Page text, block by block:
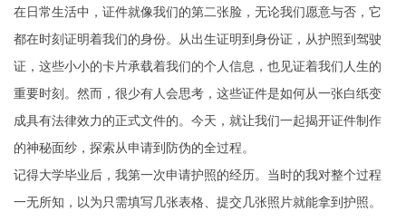
在日常生活中，证件就像我们的第二张脸，无论我们愿意与否，它
都在时刻证明着我们的身份。从出生证明到身份证，从护照到驾驶
证，这些小小的卡片承载着我们的个人信息，也见证着我们人生的
重要时刻。然而，很少有人会思考，这些证件是如何从一张白纸变
成具有法律效力的正式文件的。今天，就让我们一起揭开证件制作
的神秘面纱，探索从申请到防伪的全过程。
记得大学毕业后，我第一次申请护照的经历。当时的我对整个过程
一无所知，以为只需填写几张表格、提交几张照片就能拿到护照。